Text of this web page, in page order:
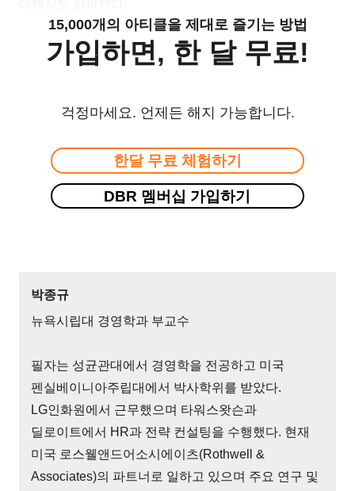
15,000개의 아티클을 제대로 즐기는 방법
가입하면, 한 달 무료!
걱정마세요. 언제든 해지 가능합니다.
한달 무료 체험하기
DBR 멤버십 가입하기
박종규
뉴욕시립대 경영학과 부교수
필자는 성균관대에서 경영학을 전공하고 미국
펜실베이니아주립대에서 박사학위를 받았다.
LG인화원에서 근무했으며 타워스왓슨과
딜로이트에서 HR과 전략 컨설팅을 수행했다. 현재
미국 로스웰앤드어소시에이츠(Rothwell &
Associates)의 파트너로 일하고 있으며 주요 연구 및